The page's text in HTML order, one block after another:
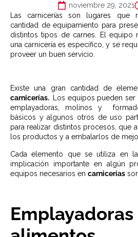
noviembre 29, 2021
Las carnicerías son lugares que
cantidad de equipamiento para
distintos tipos de carnes. El equipo
una carnicería es específico, y se
proveer un buen servicio.
Existe una gran cantidad de
carnicerías. Los equipos pueden ser
emplayadoras, molinos y
básicos y algunos otros de uso
para realizar distintos procesos, que
los productos y a embalarlos de
Cada elemento que se utiliza en
implicación importante en algún
equipos necesarios en carnicerías